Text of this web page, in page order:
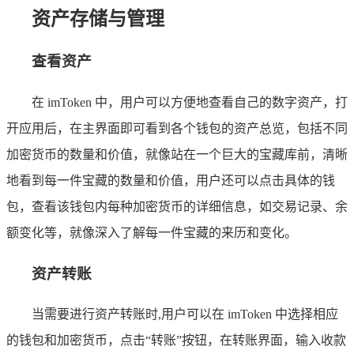
资产存储与管理
查看资产
在 imToken 中，用户可以方便地查看自己的数字资产，打
开应用后，在主界面即可看到各个钱包的资产总览，包括不同
加密货币的数量和价值，就像站在一个巨大的宝藏库前，清晰
地看到每一件宝藏的数量和价值，用户还可以点击具体的钱
包，查看该钱包内每种加密货币的详细信息，如交易记录、余
额变化等，就像深入了解每一件宝藏的来历和变化。
资产转账
当需要进行资产转账时,用户可以在 imToken 中选择相应
的钱包和加密货币，点击“转账”按钮，在转账界面，输入收款